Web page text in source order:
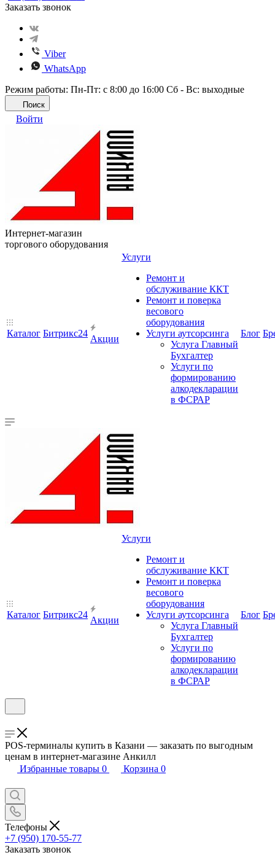
Заказать звонок
Viber
WhatsApp
Режим работы: Пн-Пт: с 8:00 до 16:00 Сб - Вс: выходные
Поиск
Войти
Интернет-магазин
торгового оборудования
Каталог Битрикс24
Акции
Услуги
Ремонт и
обслуживание ККТ
Ремонт и поверка
весового
оборудования
Услуги аутсорсинга
Услуга Главный
Бухгалтер
Услуги по
формированию
алкодекларации
в ФСРАР
Блог
Каталог Битрикс24
Акции
Услуги
Ремонт и
обслуживание ККТ
Ремонт и поверка
весового
оборудования
Услуги аутсорсинга
Услуга Главный
Бухгалтер
Услуги по
формированию
алкодекларации
в ФСРАР
Блог
POS-терминалы купить в Казани — заказать по выгодным
ценам в интернет-магазине Анкилл
Избранные товары 0 Корзина 0
Телефоны
+7 (950) 170-55-77
Заказать звонок